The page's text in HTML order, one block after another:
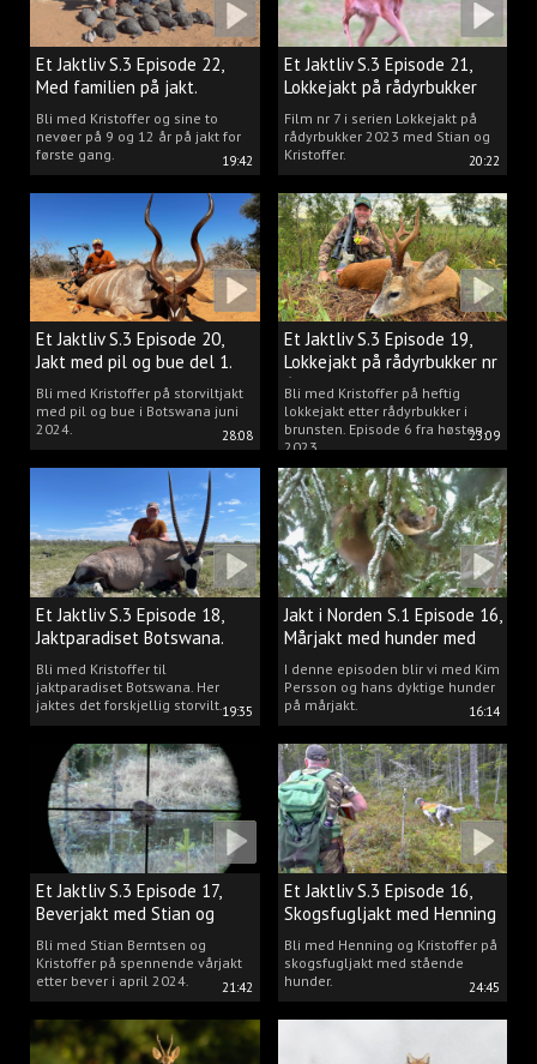
19:42
Et Jaktliv S.3 Episode 22,
Med familien på jakt.
Bli med Kristoffer og sine to
nevøer på 9 og 12 år på jakt for
første gang.
20:22
Et Jaktliv S.3 Episode 21,
Lokkejakt på rådyrbukker
med Stian og Kristoffer
Film nr 7 i serien Lokkejakt på
rådyrbukker 2023 med Stian og
Kristoffer.
28:08
Et Jaktliv S.3 Episode 20,
Jakt med pil og bue del 1.
Bli med Kristoffer på storviltjakt
med pil og bue i Botswana juni
2024.
23:09
Et Jaktliv S.3 Episode 19,
Lokkejakt på rådyrbukker nr
6
Bli med Kristoffer på heftig
lokkejakt etter rådyrbukker i
brunsten. Episode 6 fra høsten
2023.
19:35
Et Jaktliv S.3 Episode 18,
Jaktparadiset Botswana.
Bli med Kristoffer til
jaktparadiset Botswana. Her
jaktes det forskjellig storvilt.
16:14
Jakt i Norden S.1 Episode 16,
Mårjakt med hunder med
Kim Persson
I denne episoden blir vi med Kim
Persson og hans dyktige hunder
på mårjakt.
21:42
Et Jaktliv S.3 Episode 17,
Beverjakt med Stian og
Kristoffer
Bli med Stian Berntsen og
Kristoffer på spennende vårjakt
etter bever i april 2024.
24:45
Et Jaktliv S.3 Episode 16,
Skogsfugljakt med Henning
Mathisen
Bli med Henning og Kristoffer på
skogsfugljakt med stående
hunder.